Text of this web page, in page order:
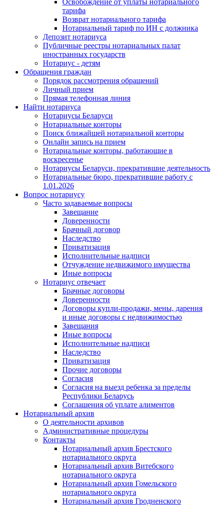
тарифа
Возврат нотариального тарифа
Нотариальный тариф по ИН с должника
Депозит нотариуса
Публичные реестры нотариальных палат
иностранных государств
Нотариус - детям
Обращения граждан
Порядок рассмотрения обращений
Личный прием
Прямая телефонная линия
Найти нотариуса
Нотариусы Беларуси
Нотариальные конторы
Поиск ближайшей нотариальной конторы
Онлайн запись на прием
Нотариальные конторы, работающие в
воскресенье
Нотариусы Беларуси, прекратившие деятельность
Нотариальные бюро, прекратившие работу с
1.01.2026
Вопрос нотариусу
Часто задаваемые вопросы
Завещание
Доверенности
Брачный договор
Наследство
Приватизация
Исполнительные надписи
Отчуждение недвижимого имущества
Иные вопросы
Нотариус отвечает
Брачные договоры
Доверенности
Договоры купли-продажи, мены, дарения
и иные договоры с недвижимостью
Завещания
Иные вопросы
Исполнительные надписи
Наследство
Приватизация
Прочие договоры
Согласия
Согласия на выезд ребенка за пределы
Республики Беларусь
Соглашения об уплате алиментов
Нотариальный архив
О деятельности архивов
Административные процедуры
Контакты
Нотариальный архив Брестского
нотариального округа
Нотариальный архив Витебского
нотариального округа
Нотариальный архив Гомельского
нотариального округа
Нотариальный архив Гродненского